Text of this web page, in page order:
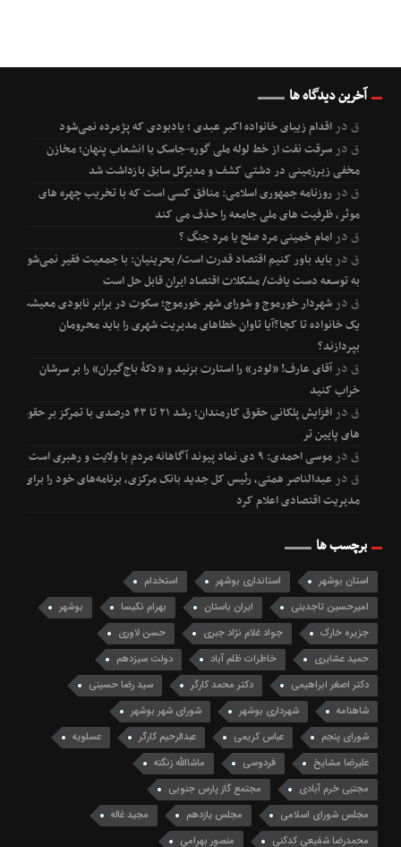
آخرین دیدگاه ها
قدراقدام زیبای خانواده اکبر عبدی ؛ یادبودی که پژمرده نمی‌شود
قدرسرقت نفت از خط لوله ملی گوره-جاسک با انشعاب پنهان؛ مخازن
مخفی زیرزمینی در دشتی کشف و مدیرکل سابق بازداشت شد
قدرروزنامه جمهوری اسلامی: منافق کسی است که با تخریب چهره های
موثر، ظرفیت های ملی جامعه را حذف می کند
قدرامام خمینی مرد صلح یا مرد جنگ ؟
قدرباید باور کنیم اقتصاد قدرت است/ بحرینیان: با جمعیت فقیر نمی‌شود
به توسعه دست یافت/ مشکلات اقتصاد ایران قابل حل است
قدرشهردار خورموج و شورای شهر خورموج؛ سکوت در برابر نابودی معیشت
یک خانواده تا کجا؟آیا تاوان خطاهای مدیریت شهری را باید محرومان
بپردازند؟
قدرآقای عارف! «لودر» را استارت بزنید و «دکۀ باج‌گیران» را بر سرشان
خراب کنید
قدر
افزایش پلکانی حقوق کارمندان؛ رشد ۲۱ تا ۴۳ درصدی با تمرکز بر حقوق
های پایین تر
قدرموسی احمدی: ۹ دی نماد پیوند آگاهانه مردم با ولایت و رهبری است
قدرعبدالناصر همتی، رئیس کل جدید بانک مرکزی، برنامه‌های خود را برای
مدیریت اقتصادی اعلام کرد
برچسب ها
استان بوشهر استانداری بوشهر
استخدام
امیرحسین تاجدینی
ایران باستان بهرام نکیسا
بوشهر
جزیره خارک
جواد غلام نژاد جبری
حسن لاوری
حمید عشایری
خاطرات ظلم آباد
دولت سیزدهم
دکتر اصغر ابراهیمی
دکتر محمد کارگر
سید رضا حسینی
شاهنامه
شهرداری بوشهر
شورای شهر بوشهر
شورای پنجم
عباس کریمی عبدالرحیم کارگر
عسلویه
علیرضا مشایخ
فردوسی
ماشاالله زنگنه
مجتبی خرم آبادی
مجتمع گاز پارس جنوبی
مجلس شورای اسلامی
مجلس یازدهم
مجید غاله
محمدرضا شفیعی کدکنی
منصور بهرامی